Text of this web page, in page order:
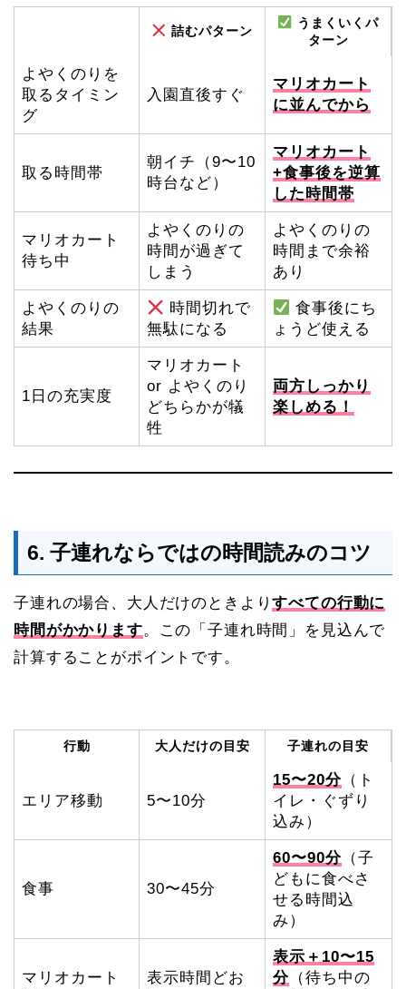
詰むパターン
うまくいくパ
ターン
よやくのりを
取るタイミン
グ
入園直後すぐ
マリオカート
に並んでから
取る時間帯
朝イチ（9〜10
時台など）
マリオカート
+食事後を逆算
した時間帯
マリオカート
待ち中
よやくのりの
時間が過ぎて
しまう
よやくのりの
時間まで余裕
あり
よやくのりの
結果
時間切れで
無駄になる
食事後にち
ょうど使える
1日の充実度
マリオカート
or よやくのり
どちらかが犠
牲
両方しっかり
楽しめる！
6. 子連れならではの時間読みのコツ
子連れの場合、大人だけのときよりすべての行動に
時間がかかります。この「子連れ時間」を見込んで
計算することがポイントです。
行動 大人だけの目安 子連れの目安
エリア移動 5〜10分
15〜20分 （ト
イレ・ぐずり
込み）
食事 30〜45分
60〜90分 （子
どもに食べさ
せる時間込
み）
マリオカート
表示時間どお
表示＋10〜15
分 （待ち中の